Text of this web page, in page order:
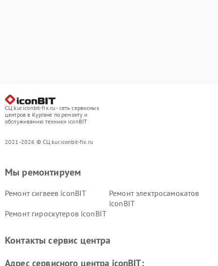
СЦ kur.iconbit-fix.ru - сеть сервисных
центров в Кургане по ремонту и
обслуживанию техники iconBIT
2021-2026 © СЦ kur.iconbit-fix.ru
Мы ремонтируем
Ремонт сигвеев iconBIT
Ремонт электросамокатов
iconBIT
Ремонт гироскутеров iconBIT
Контакты сервис центра
Адрес сервисного центра iconBIT: